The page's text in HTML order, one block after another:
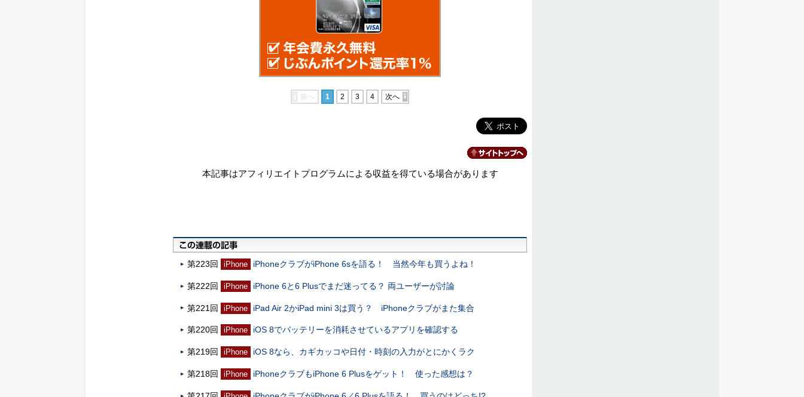
前へ 1 2 3 4 次へ
本記事はアフィリエイトプログラムによる収益を得ている場合があります
第223回 iPhone iPhoneクラブがiPhone 6sを語る！ 当然今年も買うよね！
第222回 iPhone iPhone 6と6 Plusでまだ迷ってる？ 両ユーザーが討論
第221回 iPhone iPad Air 2かiPad mini 3は買う？ iPhoneクラブがまた集合
第220回 iPhone iOS 8でバッテリーを消耗させているアプリを確認する
第219回 iPhone iOS 8なら、カギカッコや日付・時刻の入力がとにかくラク
第218回 iPhone iPhoneクラブもiPhone 6 Plusをゲット！ 使った感想は？